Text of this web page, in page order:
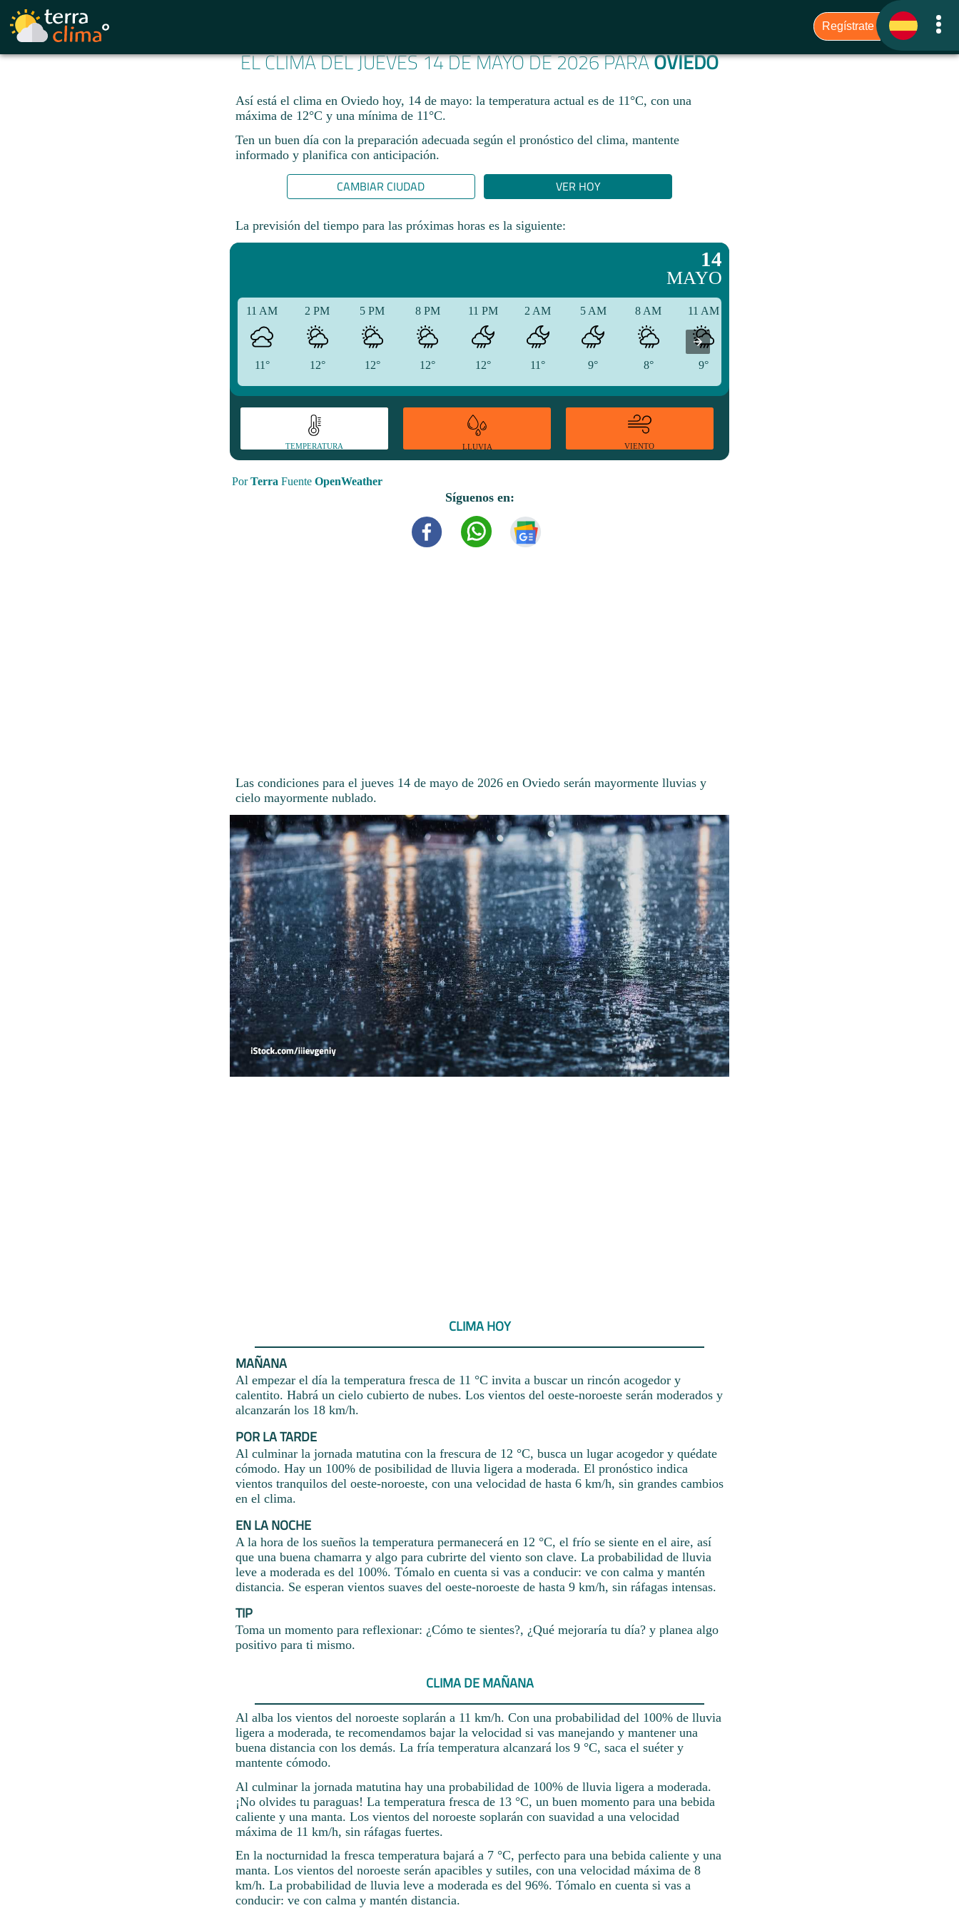
EL CLIMA DEL JUEVES 14 DE MAYO DE 2026 PARAOVIEDO
Así está el clima en Oviedo hoy, 14 de mayo: la temperatura actual es de 11°C, con una
máxima de 12°C y una mínima de 11°C.
Ten un buen día con la preparación adecuada según el pronóstico del clima, mantente
informado y planifica con anticipación.​
CAMBIAR CIUDAD VER HOY
La previsión del tiempo para las próximas horas es la siguiente:
14
MAYO
11 AM
11°
2 PM
12°
5 PM
12°
8 PM
12°
11 PM
12°
2 AM
11°
5 AM
9°
8 AM
8°
11 AM
9°
TEMPERATURA LLUVIA VIENTO
PorTerra Fuente OpenWeather
Síguenos en:
Las condiciones para el jueves 14 de mayo de 2026 en Oviedo serán mayormente lluvias y
cielo mayormente nublado.
CLIMA HOY
MAÑANA
Al empezar el día la temperatura fresca de 11 °C invita a buscar un rincón acogedor y
calentito. Habrá un cielo cubierto de nubes. Los vientos del oeste-noroeste serán moderados y
alcanzarán los 18 km/h.
POR LA TARDE
Al culminar la jornada matutina con la frescura de 12 °C, busca un lugar acogedor y quédate
cómodo. Hay un 100% de posibilidad de lluvia ligera a moderada. El pronóstico indica
vientos tranquilos del oeste-noroeste, con una velocidad de hasta 6 km/h, sin grandes cambios
en el clima.
EN LA NOCHE
A la hora de los sueños la temperatura permanecerá en 12 °C, el frío se siente en el aire, así
que una buena chamarra y algo para cubrirte del viento son clave. La probabilidad de lluvia
leve a moderada es del 100%. Tómalo en cuenta si vas a conducir: ve con calma y mantén
distancia. Se esperan vientos suaves del oeste-noroeste de hasta 9 km/h, sin ráfagas intensas.
TIP
Toma un momento para reflexionar: ¿Cómo te sientes?, ¿Qué mejoraría tu día? y planea algo
positivo para ti mismo.
CLIMA DE MAÑANA
Al alba los vientos del noroeste soplarán a 11 km/h. Con una probabilidad del 100% de lluvia
ligera a moderada, te recomendamos bajar la velocidad si vas manejando y mantener una
buena distancia con los demás. La fría temperatura alcanzará los 9 °C, saca el suéter y
mantente cómodo.
Al culminar la jornada matutina hay una probabilidad de 100% de lluvia ligera a moderada.
¡No olvides tu paraguas! La temperatura fresca de 13 °C, un buen momento para una bebida
caliente y una manta. Los vientos del noroeste soplarán con suavidad a una velocidad
máxima de 11 km/h, sin ráfagas fuertes.
En la nocturnidad la fresca temperatura bajará a 7 °C, perfecto para una bebida caliente y una
manta. Los vientos del noroeste serán apacibles y sutiles, con una velocidad máxima de 8
km/h. La probabilidad de lluvia leve a moderada es del 96%. Tómalo en cuenta si vas a
conducir: ve con calma y mantén distancia.